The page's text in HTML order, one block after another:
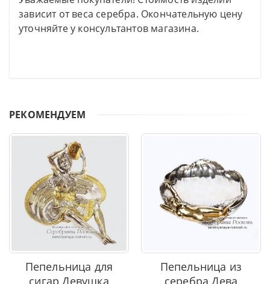
зависит от веса серебра. Окончательную цену
уточняйте у консультантов магазина.
РЕКОМЕНДУЕМ
Пепельница для
сигар Девушка
Пепельница из
серебра Дева